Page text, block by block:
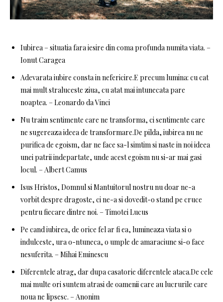
Iubirea – situatia fara iesire din coma profunda numita viata. –
Ionut Caragea
Adevarata iubire consta in nefericire.E precum lumina: cu cat
mai mult straluceste ziua, cu atat mai intunecata pare
noaptea. – Leonardo da Vinci
Nu traim sentimente care ne transforma, ci sentimente care
ne sugereaza ideea de transformare.De pilda, iubirea nu ne
purifica de egoism, dar ne face sa-l simtim si naste in noi ideea
unei patrii indepartate, unde acest egoism nu si-ar mai gasi
locul. – Albert Camus
Isus Hristos, Domnul si Mantuitorul nostru nu doar ne-a
vorbit despre dragoste, ci ne-a si dovedit-o stand pe cruce
pentru fiecare dintre noi. – Timotei Lucus
Pe cand iubirea, de orice fel ar fi ea, lumineaza viata si o
indulceste, ura o-ntuneca, o umple de amaraciune si-o face
nesuferita. – Mihai Eminescu
Diferentele atrag, dar dupa casatorie diferentele ataca.De cele
mai multe ori suntem atrasi de oamenii care au lucrurile care
noua ne lipsesc. – Anonim